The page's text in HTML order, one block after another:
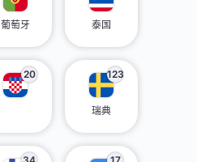
葡萄牙 泰国
20 123
瑞典